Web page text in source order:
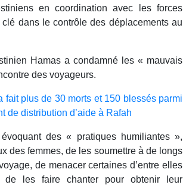
en coordination avec les forces
dans le contrôle des déplacements au
Hamas a condamné les « mauvais
des voyageurs.
fait plus de 30 morts et 150 blessés parmi
de distribution d’aide à Rafah
des « pratiques humiliantes »,
des femmes, de les soumettre à de longs
de menacer certaines d’entre elles
les faire chanter pour obtenir leur